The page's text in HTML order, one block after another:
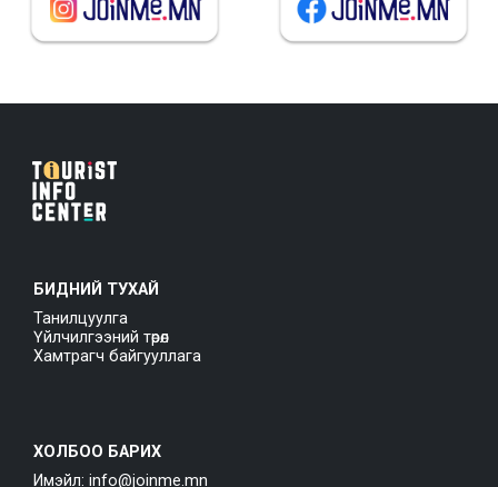
БИДНИЙ ТУХАЙ
Танилцуулга
Үйлчилгээний төрөл
Хамтрагч байгууллага
ХОЛБОО БАРИХ
Имэйл: info@joinme.mn